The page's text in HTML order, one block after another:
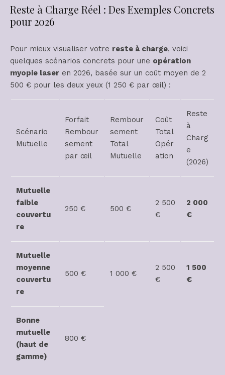
Reste à Charge Réel : Des Exemples Concrets
pour 2026
Pour mieux visualiser votre reste à charge, voici
quelques scénarios concrets pour une opération
myopie laser en 2026, basée sur un coût moyen de 2
500 € pour les deux yeux (1 250 € par œil) :
Scénario
Mutuelle
Forfait
Rembour
sement
par œil
Rembour
sement
Total
Mutuelle
Coût
Total
Opér
ation
Reste
à
Charg
e
(2026)
Mutuelle
faible
couvertu
re
250 € 500 €
2 500
€
2 000
€
Mutuelle
moyenne
couvertu
re
500 € 1 000 €
2 500
€
1 500
€
Bonne
mutuelle
(haut de
gamme)
800 €